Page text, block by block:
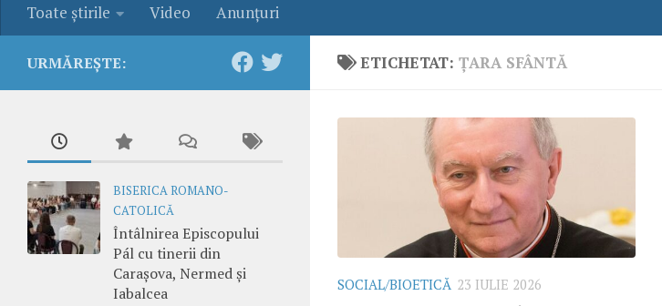
Toate ştirile Video Anunţuri
ETICHETAT: ŢARA SFÂNTĂ
SOCIAL/BIOETICĂ 23 IULIE 2026
URMĂREȘTE:
BISERICA ROMANO-
CATOLICĂ
Întâlnirea Episcopului
Pál cu tinerii din
Carașova, Nermed și
Iabalcea